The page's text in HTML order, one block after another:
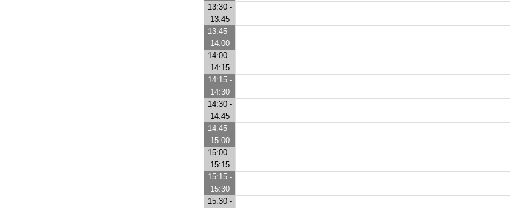
13:30 -
13:45
13:45 -
14:00
14:00 -
14:15
14:15 -
14:30
14:30 -
14:45
14:45 -
15:00
15:00 -
15:15
15:15 -
15:30
15:30 -